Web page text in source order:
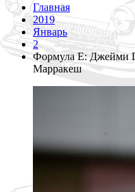
Главная
2019
Январь
2
Формула E: Джейми
Марракеш